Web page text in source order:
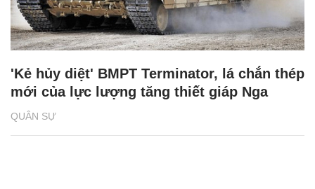
QUÂN SỰ
'Kẻ hủy diệt' BMPT Terminator, lá chắn thép
mới của lực lượng tăng thiết giáp Nga